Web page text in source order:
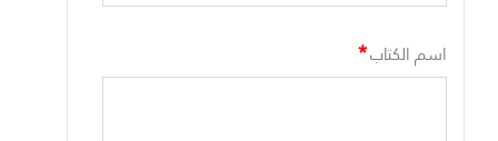
اسم الكتاب*